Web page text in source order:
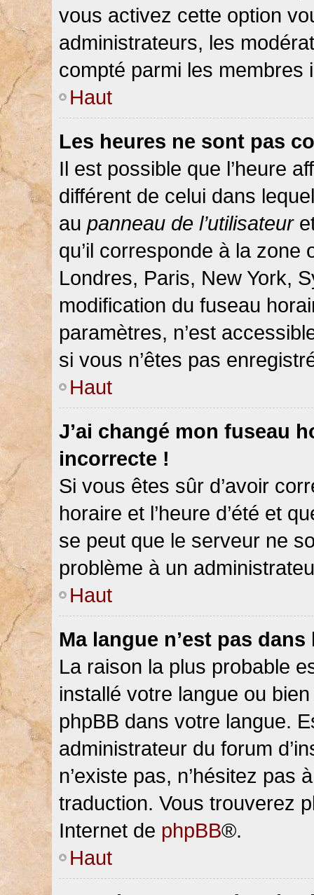
vous activez cette option
administrateurs, les
compté parmi les membres
Haut
Les heures ne sont pas
Il est possible que l’heure
différent de celui dans
au panneau de l’utilisateur
qu’il corresponde à la
Londres, Paris, New York,
modification du fuseau
paramètres, n’est
si vous n’êtes pas
Haut
J’ai changé mon fuseau
incorrecte !
Si vous êtes sûr d’avoir
horaire et l’heure d’été et
se peut que le serveur ne
problème à un
Haut
Ma langue n’est pas
La raison la plus probable
installé votre langue ou
phpBB dans votre langue.
administrateur du forum
n’existe pas, n’hésitez pas
traduction. Vous trouverez
Internet de phpBB®.
Haut